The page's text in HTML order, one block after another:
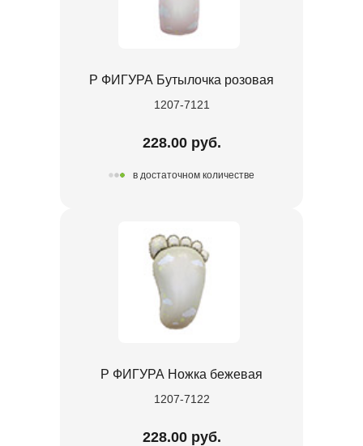
Р ФИГУРА Бутылочка розовая
1207-7121
228.00 руб.
в достаточном количестве
Р ФИГУРА Ножка бежевая
1207-7122
228.00 руб.